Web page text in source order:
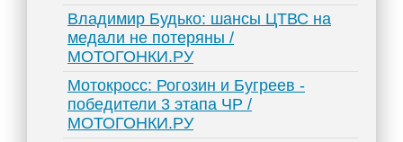
Владимир Будько: шансы ЦТВС на
медали не потеряны /
МОТОГОНКИ.РУ
Мотокросс: Рогозин и Бугреев -
победители 3 этапа ЧР /
МОТОГОНКИ.РУ